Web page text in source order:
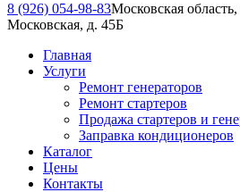
8 (926) 054-98-83Московская
Московская, д. 45Б
Главная
Услуги
Ремонт генераторов
Ремонт стартеров
Продажа стартеров и
Заправка кондиционеров
Каталог
Цены
Контакты